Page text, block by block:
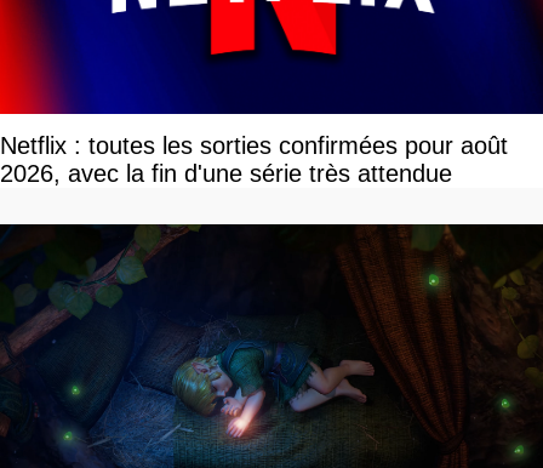
Netflix : toutes les sorties confirmées pour août
2026, avec la fin d'une série très attendue